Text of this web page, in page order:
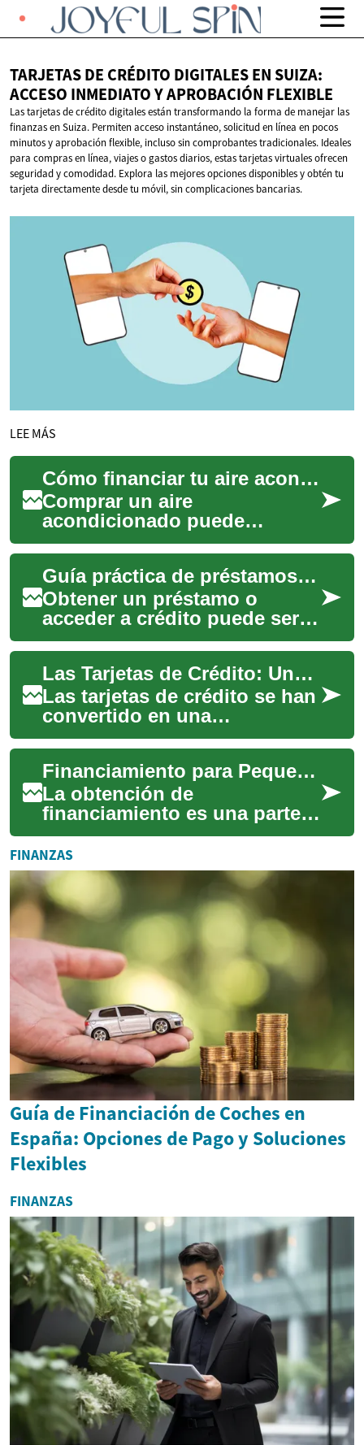
TARJETAS DE CRÉDITO DIGITALES EN SUIZA:
ACCESO INMEDIATO YAPROBACIÓN FLEXIBLE
Las tarjetas de crédito digitales están transformando la forma de manejar las
finanzas en Suiza. Permiten acceso instantáneo, solicitud en línea en pocos
minutos y aprobación flexible, incluso sin comprobantes tradicionales. Ideales
para compras en línea, viajes o gastos diarios, estas tarjetas virtuales ofrecen
seguridad y comodidad. Explora las mejores opciones disponibles y obtén tu
tarjeta directamente desde tu móvil, sin complicaciones bancarias.
LEE MÁS
Cómo financiar tu aire acondicionado: opciones y pasos
Comprar un aire
acondicionado puede
suponer un desembolso
importante, pero existen
múltiples alternativas de
financia...
Guía práctica de préstamos y créditos para estudiantes
Obtener un préstamo o
acceder a crédito puede ser
un paso decisivo para
alcanzar metas como pagar la
universidad, ini...
Las Tarjetas de Crédito: Una Guía Completa
Las tarjetas de crédito se han
convertido en una
herramienta financiera
esencial en la vida moderna.
Ofrecen comodida...
Financiamiento para Pequeñas Empresas: Guía Completa
La obtención de
financiamiento es una parte
crucial del éxito de cualquier
pequeña empresa. Ya sea que
esté comenzand...
FINANZAS
Guía de Financiación de Coches en
España: Opciones de Pago y Soluciones
Flexibles
FINANZAS